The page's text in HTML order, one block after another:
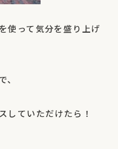
使って気分を盛り上げ
、
していただけたら！